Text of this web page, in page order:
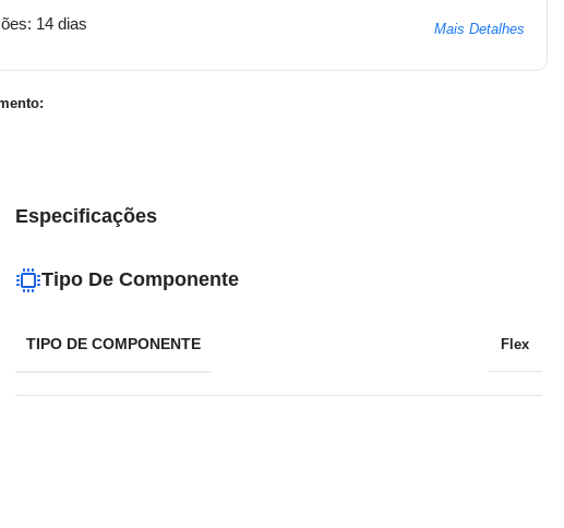
14 dias Mais Detalhes
Especificações
Tipo De Componente
TIPO DE COMPONENTE Flex